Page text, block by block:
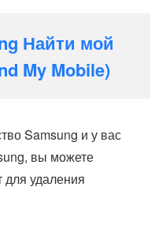
Найти мой
My Mobile)
Samsung и у вас
вы можете
для удаления